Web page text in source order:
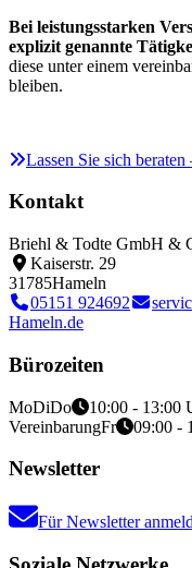
Bei leistungsstarken
explizit genannte
diese unter einem
bleiben.
Lassen Sie sich
Kontakt
Briehl & Todte GmbH &
Kaiserstr. 29
31785Hameln
05151 924692
Hameln.de
Bürozeiten
MoDiDo 10:00 - 13:00
VereinbarungFr 09:00 -
Newsletter
Für Newsletter